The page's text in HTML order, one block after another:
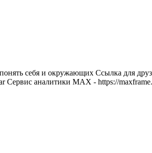
себя и окружающих Ссылка для
аналитики MAX - https://